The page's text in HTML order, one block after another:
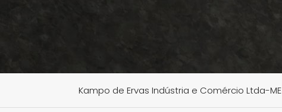
Kampo de Ervas Indústria e Comércio Ltda-ME